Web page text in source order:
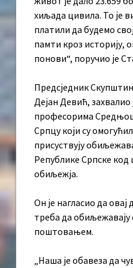
хиљада цивила. То је
платили да будемо
памти кроз историју,
понови“, поручио је
Предсједник
Дејан Девић, захвалио
професорима
Српцу који су
присуствују
Републике Српске
обиљежја.
Он је нагласио да
треба да обиљежавају
поштовањем.
„Наша је обавеза да